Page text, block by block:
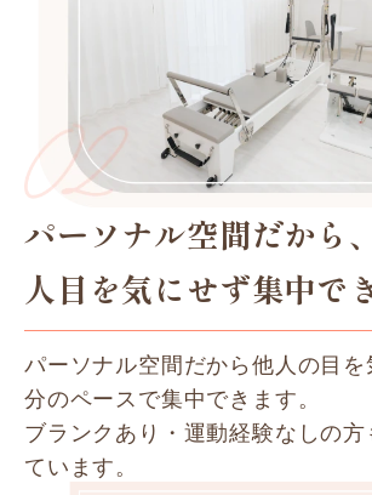
パーソナル空間だから、
人目を気にせず集中で
パーソナル空間だから他人の目を
分のペースで集中できます。
ブランクあり・運動経験なしの
ています。